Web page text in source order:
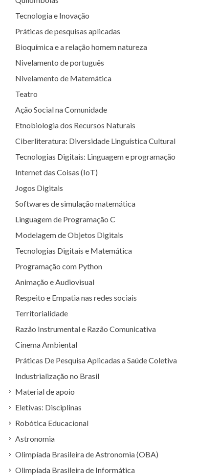
Tecnologia e Inovação
Práticas de pesquisas aplicadas
Bioquímica e a relação homem natureza
Nivelamento de português
Nivelamento de Matemática
Teatro
Ação Social na Comunidade
Etnobiologia dos Recursos Naturais
Ciberliteratura: Diversidade Linguística Cultural
Tecnologias Digitais: Linguagem e programação
Internet das Coisas (IoT)
Jogos Digitais
Softwares de simulação matemática
Linguagem de Programação C
Modelagem de Objetos Digitais
Tecnologias Digitais e Matemática
Programação com Python
Animação e Audiovisual
Respeito e Empatia nas redes sociais
Territorialidade
Razão Instrumental e Razão Comunicativa
Cinema Ambiental
Práticas De Pesquisa Aplicadas a Saúde Coletiva
Industrialização no Brasil
Material de apoio
Eletivas: Disciplinas
Robótica Educacional
Astronomia
Olimpíada Brasileira de Astronomia (OBA)
Olimpíada Brasileira de Informática